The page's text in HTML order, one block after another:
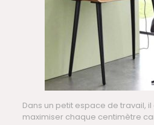
Dans un petit espace de travail,
maximiser chaque centimètre